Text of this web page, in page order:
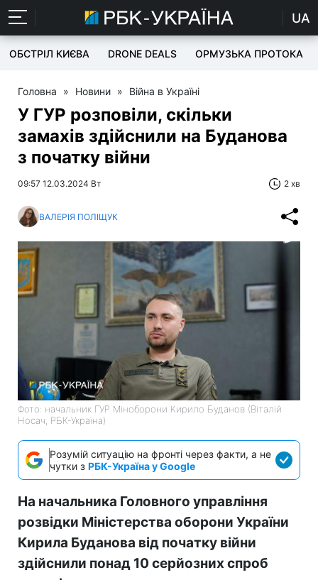
UA
ОБСТРІЛ КИЄВА DRONE DEALS ОРМУЗЬКА ПРОТОКА
Головна » Новини » Війна в Україні
У ГУР розповіли, скільки
замахів здійснили на Буданова
з початку війни
09:57 12.03.2024 Вт 2 хв
ВАЛЕРІЯ ПОЛІЩУК
Фото: начальник ГУР Міноборони Кирило Буданов (Віталій
Носач, РБК-Україна)
Розумій ситуацію на фронті через факти, а не
чутки з РБК-Україна у Google
На начальника Головного управління
розвідки Міністерства оборони України
Кирила Буданова від початку війни
здійснили понад 10 серйозних спроб